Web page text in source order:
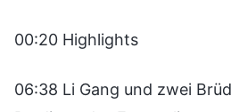
00:20 Highlights
06:38 Li Gang und zwei